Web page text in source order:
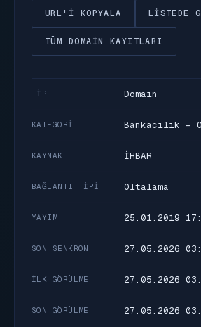
URL'I KOPYALA LISTEDE
TÜM DOMAIN KAYITLARI
TIP Domain
KATEGORI Bankacılık -
KAYNAK İHBAR
BAĞLANTI TIPI Oltalama
YAYIM 25.01.2019
SON SENKRON 27.05.2026
İLK GÖRÜLME 27.05.2026
SON GÖRÜLME 27.05.2026